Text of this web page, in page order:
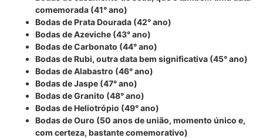
comemorada (41° ano)
Bodas de Prata Dourada (42° ano)
Bodas de Azeviche (43° ano)
Bodas de Carbonato (44° ano)
Bodas de Rubi, outra data bem significativa (45° ano)
Bodas de Alabastro (46° ano)
Bodas de Jaspe (47° ano)
Bodas de Granito (48° ano)
Bodas de Heliotrópio (49° ano)
Bodas de Ouro (50 anos de união, momento único e,
com certeza, bastante comemorativo)